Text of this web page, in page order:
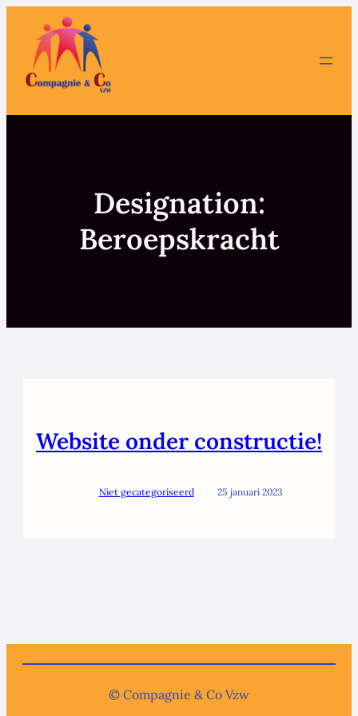
inhoud
Designation:
Beroepskracht
Website onder constructie!
Niet gecategoriseerd 25 januari 2023
© Compagnie & Co Vzw